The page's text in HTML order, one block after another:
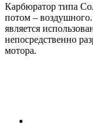
Карбюратор типа
потом –
является
непосредственно
мотора.